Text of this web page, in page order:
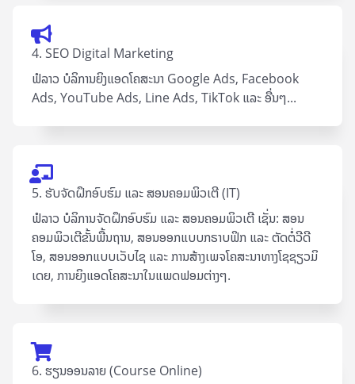
4. SEO Digital Marketing
ຟໍລາວ ບໍລິການຍິງແອດໂຄສະນາ Google Ad​s, Facebook
Ads, YouTube Ads, Line Ads, TikTok ແລະ ອື່ນໆ...
5. ຮັບຈັດຝຶກອົບຮົມ ແລະ ສອນຄອມພິວເຕີ (IT)
ຟໍລາວ ບໍລິການຈັດຝຶກອົບຮົມ ແລະ ສອນຄອມພິວເຕີ ເຊັ່ນ: ສອນ
ຄອມພິວເຕີຂັ້ນພື້ນຖານ, ສອນອອກແບບກຣາບຟິກ ແລະ ຕັດຕໍ່ວີດີ
ໂອ, ສອນອອກແບບເວັບໄຊ ແລະ ການສ້າງເພຈໂຄສະນາທາງໂຊຊຽວມິ
ເດຍ, ການຍິງແອດໂຄສະນາໃນແພດຟອມຕ່າງໆ.
6. ຮຽນອອນລາຍ (Course Online)